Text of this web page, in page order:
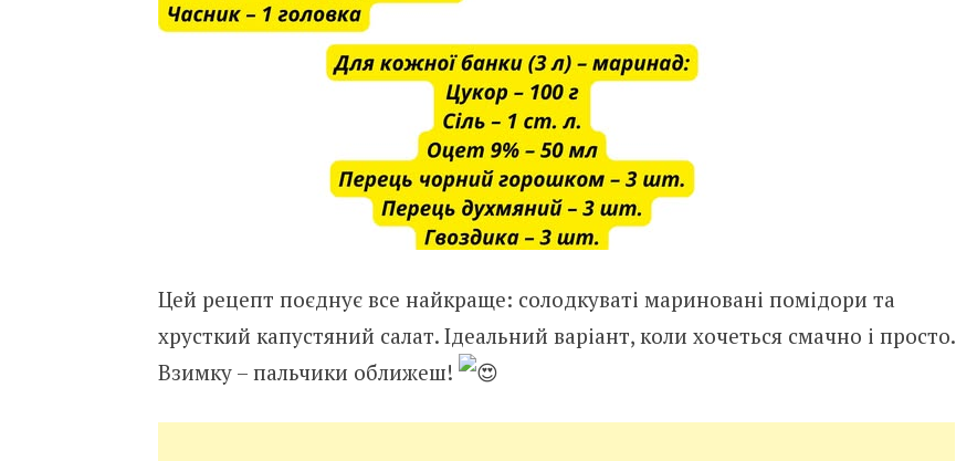
Цей рецепт поєднує все найкраще: солодкуваті мариновані помідори та
хрусткий капустяний салат. Ідеальний варіант, коли хочеться смачно і просто.
Взимку – пальчики оближеш!